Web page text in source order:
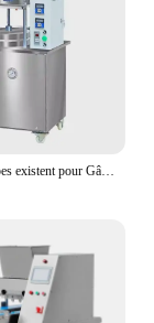
Machine à Crêpes existent pour Gâteau, Pâtisserie, Pizza, Rôti de Canard, Offre Spéciale